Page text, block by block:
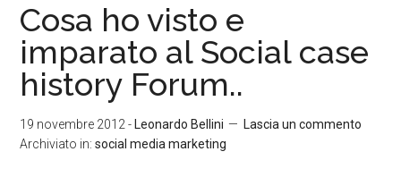
Cosa ho visto e
imparato al Social case
history Forum..
19 novembre 2012 - Leonardo Bellini
Lascia un commento
Archiviato in:social media marketing